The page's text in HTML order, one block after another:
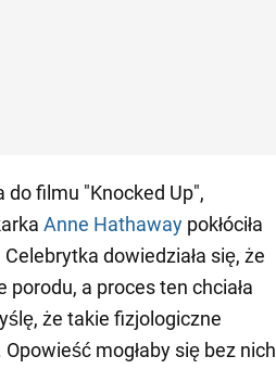
do filmu "Knocked Up",
Anne Hathaway pokłóciła
dowiedziała się, że
porodu, a proces ten chciała
że takie fizjologiczne
mogłaby się bez nich